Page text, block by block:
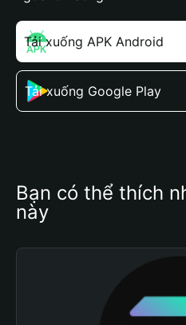
Tải xuống APK Android
Tải xuống Google Play
Bạn có thể thích
này